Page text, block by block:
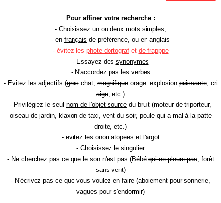
Pour affiner votre recherche :
- Choisissez un ou deux mots simples
- en français de préférence, ou en anglais
- évitez les phote dortografet de frapppe
- Essayez des synonymes
- N'accordez pas les verbes
- Evitez les adjectifs (groschat,magnifiqueorage, explosionpuissante, cri
aigu , etc.)
- Privilégiez le seul nom de l'objet source du bruit (moteur de triporteur,
oiseaude jardin, klaxonde taxi, ventdu soir, poulequi a mal à la patte
droite , etc.)
- évitez les onomatopées et l'argot
- Choisissez le singulier
- Ne cherchez pas ce que le son n'est pas (Bébéqui ne pleure pas, forêt
sans vent)
- N'écrivez pas ce que vous voulez en faire (aboiement pour sonnerie
vagues pour s'endormir)